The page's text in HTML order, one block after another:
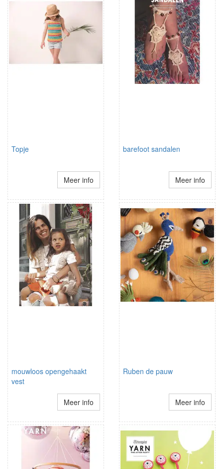
Topje
Meer info
barefoot sandalen
Meer info
mouwloos opengehaakt
vest
Meer info
Ruben de pauw
Meer info